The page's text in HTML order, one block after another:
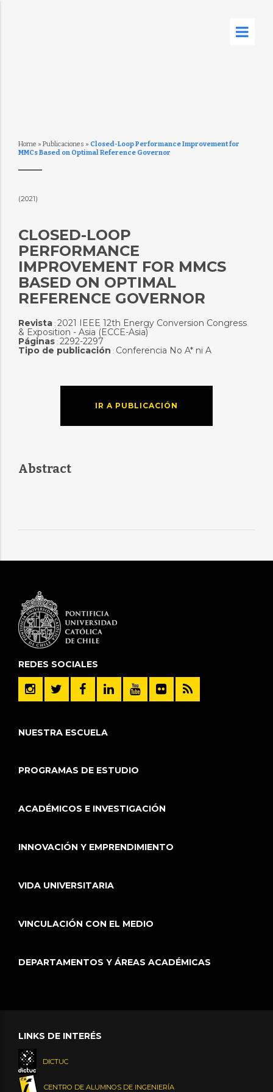
Home » Publicaciones » Closed-Loop Performance Improvement for
MMCs Based on Optimal Reference Governor
(2021)
CLOSED-LOOP
PERFORMANCE
IMPROVEMENT FOR MMCS
BASED ON OPTIMAL
REFERENCE GOVERNOR
Revista: 2021 IEEE 12th Energy Conversion Congress
& Exposition - Asia (ECCE-Asia)
Páginas: 2292-2297
Tipo de publicación : Conferencia No A* ni A
IR A PUBLICACIÓN
Abstract
REDES SOCIALES
NUESTRA ESCUELA
PROGRAMAS DE ESTUDIO
ACADÉMICOS E INVESTIGACIÓN
INNOVACIÓN Y EMPRENDIMIENTO
VIDA UNIVERSITARIA
VINCULACIÓN CON EL MEDIO
DEPARTAMENTOS Y ÁREAS ACADÉMICAS
LINKS DE INTERÉS
DICTUC
CENTRO DE ALUMNOS DE INGENIERÍA